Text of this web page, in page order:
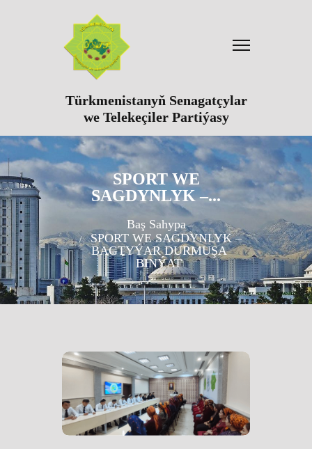
Türkmenistanyň Senagatçylar
we Telekeçiler Partiýasy
SPORT WE
SAGDYNLYK –...
Baş Sahypa
SPORT WE SAGDYNLYK –
BAGTYÝAR DURMUŞA
BINÝAT